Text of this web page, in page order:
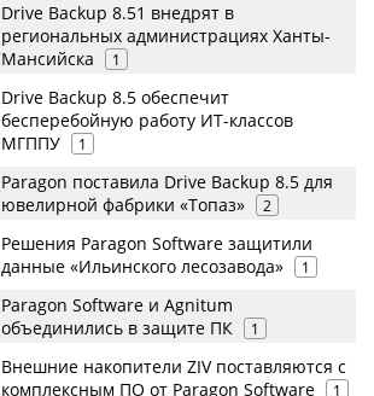
Drive Backup 8.51 внедрят в
региональных администрациях Ханты-
Мансийска
1
Drive Backup 8.5 обеспечит
бесперебойную работу ИТ-классов
МГППУ
1
Paragon поставила Drive Backup 8.5 для
ювелирной фабрики «Топаз»
2
Решения Paragon Software защитили
данные «Ильинского лесозавода»
1
Paragon Software и Agnitum
объединились в защите ПК
1
Внешние накопители ZIV поставляются с
комплексным ПО от Paragon Software
1